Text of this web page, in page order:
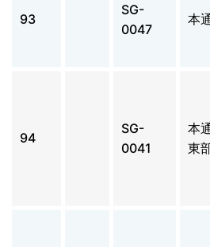
93
SG-
0047
本
94
SG-
0041
本
東